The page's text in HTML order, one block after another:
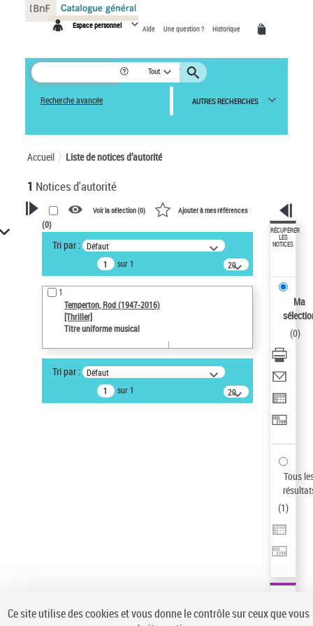
Espace personnel Aide Une question ? Historique
Tout
Recherche avancée AUTRES RECHERCHES
Accueil Liste de notices d’autorité
1 Notices d'autorité
VOTRE RECHERCHE
Recherche avancée dans les
notices d’autorité
Œuvres liées à l'auteur :
Temperton, Rod (1947-2016)
Auteur d’œuvre
Type de notice d'autorité
Voir la sélection (0) Ajouter à mes références
(0)
Tri par : Défaut
sur 1
20
résultats/page
1
Temperton, Rod (1947-2016)
[Thriller]
Titre uniforme musical
Tri par : Défaut
sur 1
20
résultats/page
RÉCUPÉRER
LES
NOTICES
Ma
(0)
Tous
(1)
Panneau de gestion des cookies
Ce site utilise des cookies et vous donne le contrôle sur ceux que vous